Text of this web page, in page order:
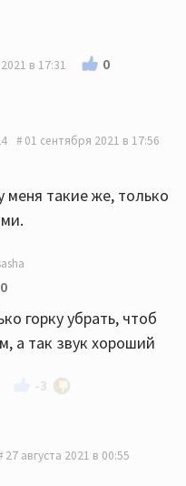
в 17:31 0
01 сентября 2021 в 17:56
такие же, только
0
горку убрать, чтоб
а так звук хороший
-3
702 будут
Какие у Вас
27 августа 2021 в 00:55